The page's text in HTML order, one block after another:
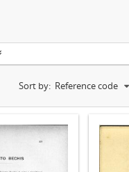
Sort by: Reference code